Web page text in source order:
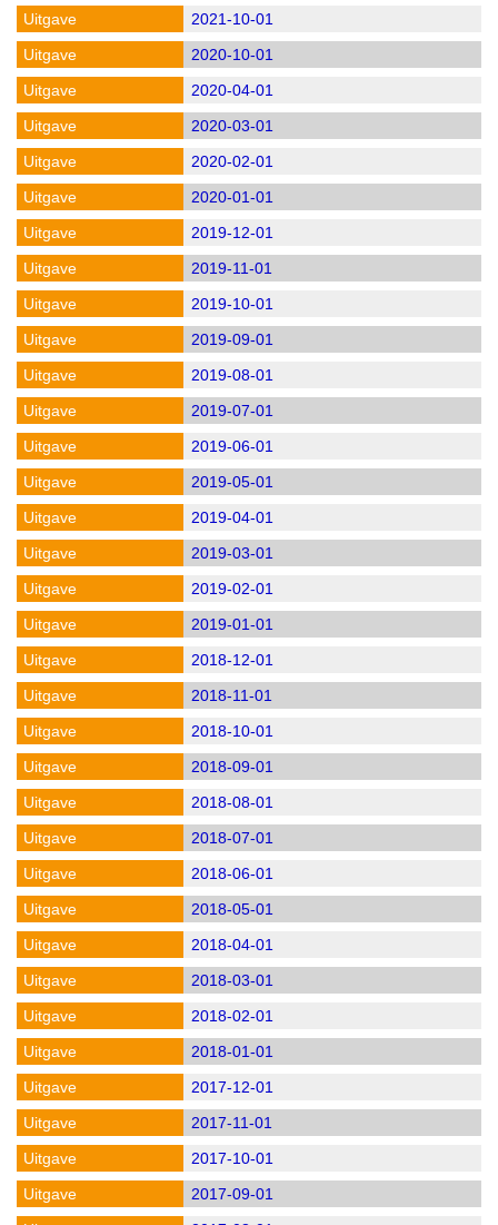
2021-10-01
2020-10-01
2020-04-01
2020-03-01
2020-02-01
2020-01-01
2019-12-01
2019-11-01
2019-10-01
2019-09-01
2019-08-01
2019-07-01
2019-06-01
2019-05-01
2019-04-01
2019-03-01
2019-02-01
2019-01-01
2018-12-01
2018-11-01
2018-10-01
2018-09-01
2018-08-01
2018-07-01
2018-06-01
2018-05-01
2018-04-01
2018-03-01
2018-02-01
2018-01-01
2017-12-01
2017-11-01
2017-10-01
2017-09-01